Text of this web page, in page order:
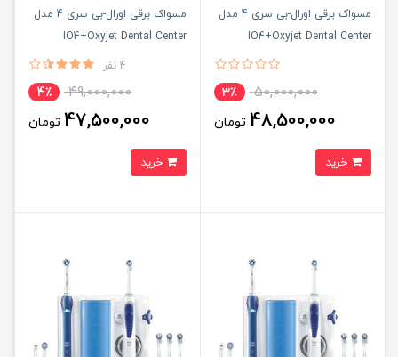
مسواک برقی اورال-بی سری 4 مدل
IO4+Oxyjet Dental Center
50,000,000 3٪
48,500,000 تومان
مسواک برقی اورال-بی سری 4 مدل
IO4+Oxyjet Dental Center
4 نفر
49,000,000 4٪
47,500,000 تومان
خرید